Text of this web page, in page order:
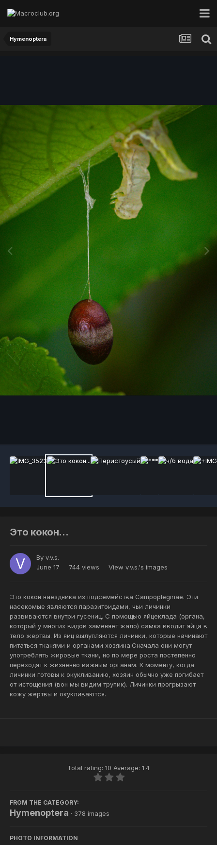
Hymenoptera
Это кокон...
By v.v.s.
June 17
744 views View v.v.s.'s images
Это кокон наездника из подсемейства Campopleginae. Эти
насекомые являются паразитоидами, чьи личинки
развиваются внутри гусениц. С помощью яйцеклада (органа,
который у многих видов заменяет жало) самка вводит яйца в
тело жертвы. Из яиц вылупляются личинки, которые начинают
питаться тканями и органами хозяина.Сначала они могут
употреблять жировые ткани, но по мере роста постепенно
переходят к жизненно важным органам. К моменту, когда
личинки готовы к окукливанию, хозяин обычно уже погибает
от истощения (вон мы видим трупик). Личинки прогрызают
кожу жертвы и окукливаются.
Total rating: 10 Average: 1.4
FROM THE CATEGORY:
Hymenoptera · 378 images
PHOTO INFORMATION